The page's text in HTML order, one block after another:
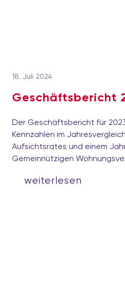
18. Juli 2024
Geschäftsbericht
Der Geschäftsbericht für
Kennzahlen im
Aufsichtsrates und einem
Gemeinnützigen
weiterlesen